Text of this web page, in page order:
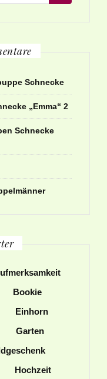
Schnecke
„Emma“ 2
Schnecke
Bookie
Einhorn
Garten
Hochzeit